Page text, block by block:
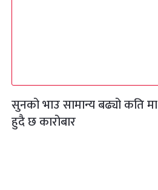
सुनको भाउ सामान्य बढ्यो कति मा
हुदै छ कारोबार